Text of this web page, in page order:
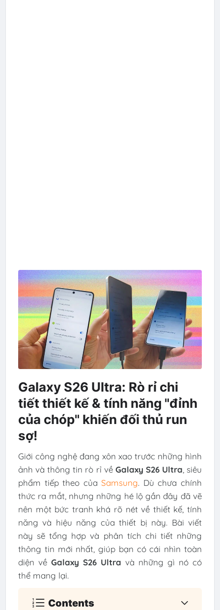
Galaxy S26 Ultra: Rò rỉ chi
tiết thiết kế & tính năng "đỉnh
của chóp" khiến đối thủ run
sợ!
Giới công nghệ đang xôn xao trước những hình
ảnh và thông tin rò rỉ về Galaxy S26 Ultra , siêu
phẩm tiếp theo củaSamsung. Dù chưa chính
thức ra mắt, nhưng những hé lộ gần đây đã vẽ
nên một bức tranh khá rõ nét về thiết kế, tính
năng và hiệu năng của thiết bị này. Bài viết
này sẽ tổng hợp và phân tích chi tiết những
thông tin mới nhất, giúp bạn có cái nhìn toàn
diện về Galaxy S26 Ultra và những gì nó có
thể mang lại.
Contents